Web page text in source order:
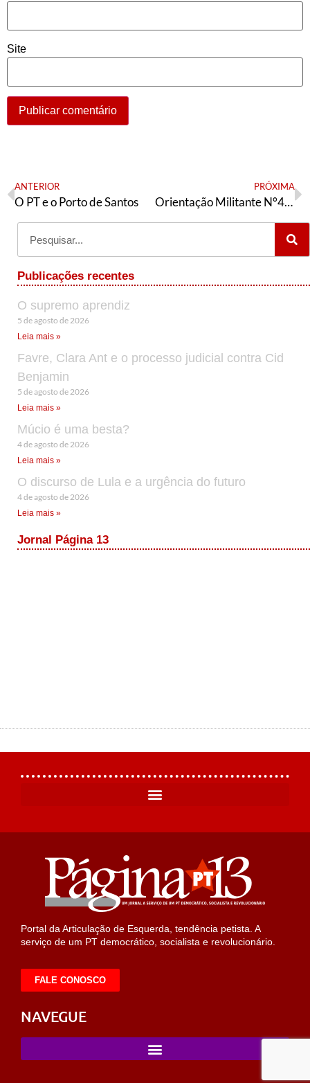
Site
ANTERIOR
O PT e o Porto de Santos
PRÓXIMA
Orientação Militante N°414 (04 de março de 2024)
Publicações recentes
O supremo aprendiz
5 de agosto de 2026
Leia mais »
Favre, Clara Ant e o processo judicial contra Cid
Benjamin
5 de agosto de 2026
Leia mais »
Múcio é uma besta?
4 de agosto de 2026
Leia mais »
O discurso de Lula e a urgência do futuro
4 de agosto de 2026
Leia mais »
Jornal Página 13
Portal da Articulação de Esquerda, tendência petista. A
serviço de um PT democrático, socialista e revolucionário.
FALE CONOSCO
NAVEGUE